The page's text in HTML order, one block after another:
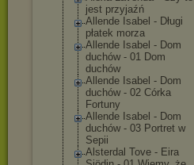
jest przyjaźń
Allende Isabel - Długi
płatek morza
Allende Isabel - Dom
duchów - 01 Dom
duchów
Allende Isabel - Dom
duchów - 02 Córka
Fortuny
Allende Isabel - Dom
duchów - 03 Portret w
Sepii
Alsterdal Tove - Eira